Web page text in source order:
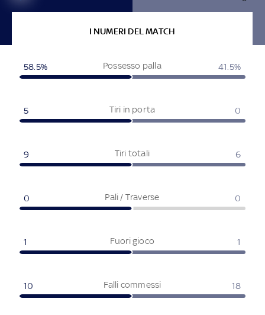
I NUMERI DEL MATCH
Possesso palla
58.5% 41.5%
Tiri in porta
5 0
Tiri totali
9 6
Pali / Traverse
0 0
Fuori gioco
1 1
Falli commessi
10 18